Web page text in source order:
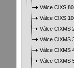
Válce CIXS
Válce CIXS
Válce CIXMS
Válce CIXMS
Válce CIXMS
Válce CIXMS